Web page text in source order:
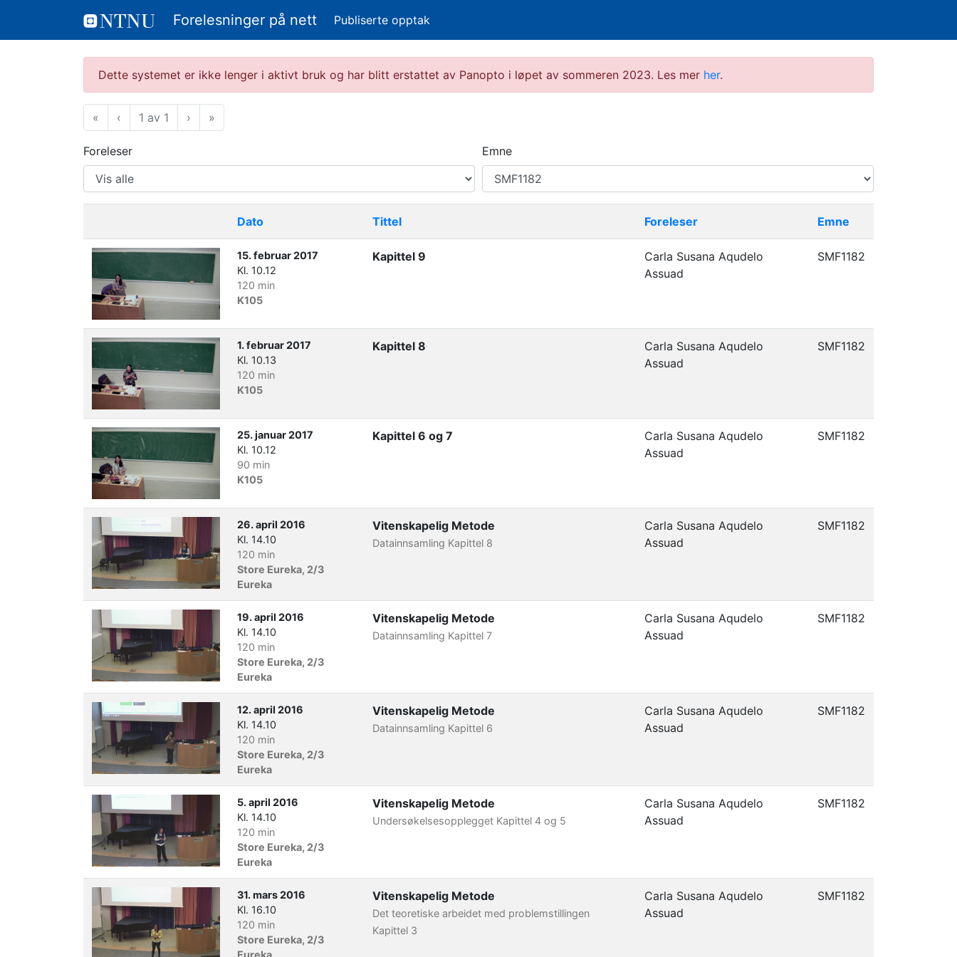
Forelesninger på nett Publiserte opptak
Dette systemet er ikke lenger i aktivt bruk og har blitt erstattet av Panopto i løpet av sommeren 2023. Les mer her.
« Første
‹ Forrige
1 av 1 › Neste
»
Foreleser Emne
Dato Tittel Foreleser Emne
15. februar 2017
Kl. 10.12
120 min
K105
Kapittel 9
Carla Susana Aqudelo
Assuad
SMF1182
1. februar 2017
Kl. 10.13
120 min
K105
Kapittel 8
Carla Susana Aqudelo
Assuad
SMF1182
25. januar 2017
Kl. 10.12
90 min
K105
Kapittel 6 og 7
Carla Susana Aqudelo
Assuad
SMF1182
26. april 2016
Kl. 14.10
120 min
Store Eureka, 2/3
Eureka
Vitenskapelig Metode
Datainnsamling Kapittel 8
Carla Susana Aqudelo
Assuad
SMF1182
19. april 2016
Kl. 14.10
120 min
Store Eureka, 2/3
Eureka
Vitenskapelig Metode
Datainnsamling Kapittel 7
Carla Susana Aqudelo
Assuad
SMF1182
12. april 2016
Kl. 14.10
120 min
Store Eureka, 2/3
Eureka
Vitenskapelig Metode
Datainnsamling Kapittel 6
Carla Susana Aqudelo
Assuad
SMF1182
5. april 2016
Kl. 14.10
120 min
Store Eureka, 2/3
Eureka
Vitenskapelig Metode
Undersøkelsesopplegget Kapittel 4 og 5
Carla Susana Aqudelo
Assuad
SMF1182
31. mars 2016
Kl. 16.10
120 min
Store Eureka, 2/3
Eureka
Vitenskapelig Metode
Det teoretiske arbeidet med problemstillingen
Kapittel 3
Carla Susana Aqudelo
Assuad
SMF1182